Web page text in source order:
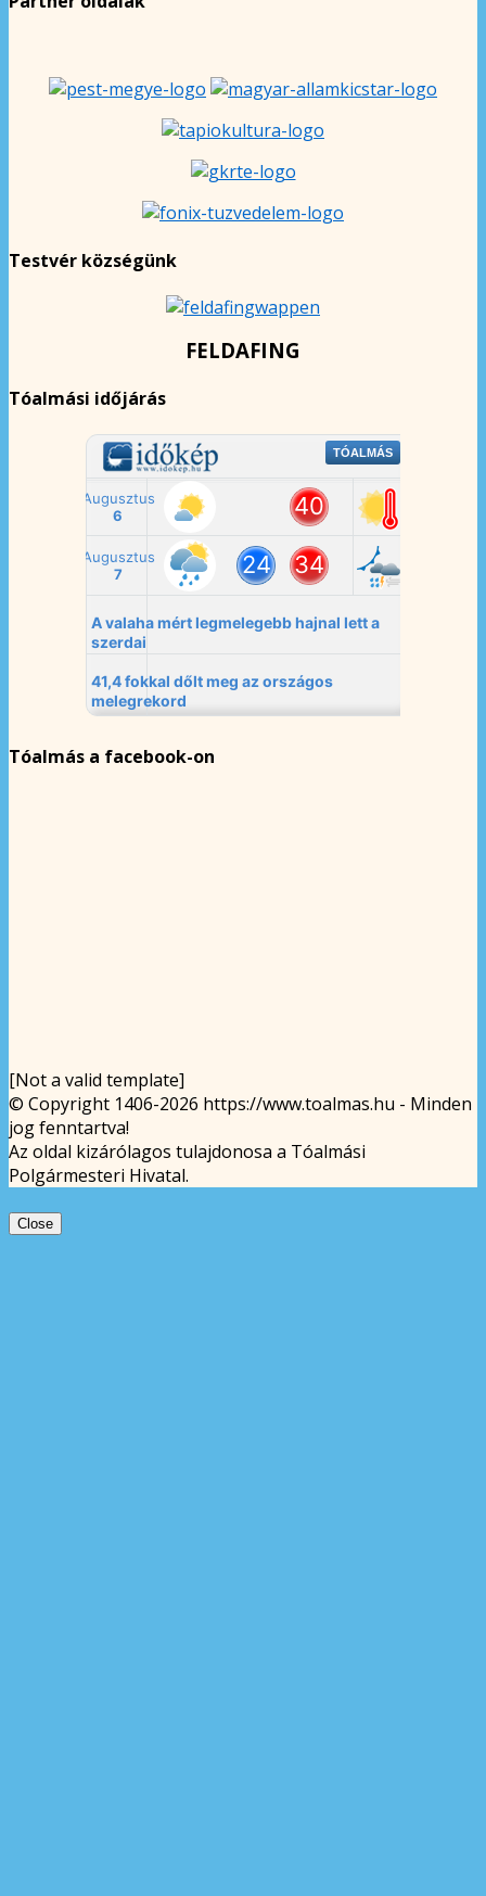
Testvér községünk
FELDAFING
Tóalmási időjárás
Tóalmás a facebook-on
[Not a valid template]
© Copyright 1406-2026 https://www.toalmas.hu - Minden
jog fenntartva!
Az oldal kizárólagos tulajdonosa a Tóalmási
Polgármesteri Hivatal.
Close